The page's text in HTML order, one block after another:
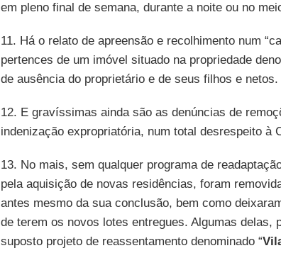
em pleno final de semana, durante a noite ou no
11. Há o relato de apreensão e recolhimento num
pertences de um imóvel situado na propriedade
de ausência do proprietário e de seus filhos e netos.
12. E gravíssimas ainda são as denúncias de
indenização expropriatória, num total desrespeito à
13. No mais, sem qualquer programa de
pela aquisição de novas residências, foram
antes mesmo da sua conclusão, bem como
de terem os novos lotes entregues. Algumas delas,
suposto projeto de reassentamento denominado “